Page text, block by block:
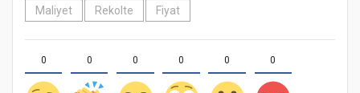
Maliyet Rekolte Fiyat
0 0 0 0 0 0